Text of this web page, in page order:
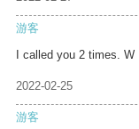
游客
I called you 2 times. W
2022-02-25
游客